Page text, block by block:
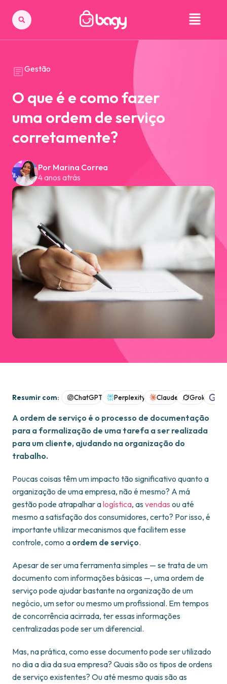
Gestão
O que é e como fazer
uma ordem de serviço
corretamente?
Por Marina Correa
4 anos atrás
Resumir com: ChatGPT Perplexity Claude Grok
A ordem de serviço é o processo de documentação
para a formalização de uma tarefa a ser realizada
para um cliente, ajudando na organização do
trabalho.
Poucas coisas têm um impacto tão significativo quanto a
organização de uma empresa, não é mesmo? A má
gestão pode atrapalhar alogística, as vendas ou até
mesmo a satisfação dos consumidores, certo? Por isso, é
importante utilizar mecanismos que facilitem esse
controle, como a ordem de serviço.
Apesar de ser uma ferramenta simples — se trata de um
documento com informações básicas —, uma ordem de
serviço pode ajudar bastante na organização de um
negócio, um setor ou mesmo um profissional. Em tempos
de concorrência acirrada, ter essas informações
centralizadas pode ser um diferencial.
Mas, na prática, como esse documento pode ser utilizado
no dia a dia da sua empresa? Quais são os tipos de ordens
de serviço existentes? Ou até mesmo quais são as